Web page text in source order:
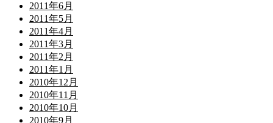
2011年6月
2011年5月
2011年4月
2011年3月
2011年2月
2011年1月
2010年12月
2010年11月
2010年10月
2010年9月